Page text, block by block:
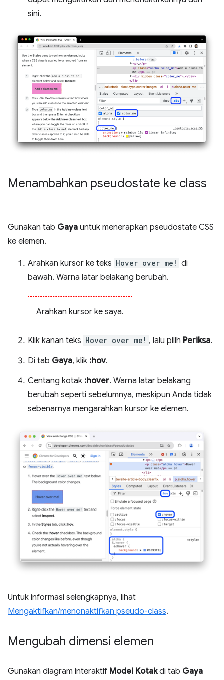
sini.
Menambahkan pseudostate ke class
Gunakan tab Gaya untuk menerapkan pseudostate CSS
ke elemen.
Arahkan kursor ke teks Hover over me! di
bawah. Warna latar belakang berubah.
Arahkan kursor ke saya.
Klik kanan teks Hover over me! , lalu pilih Periksa.
Di tab Gaya, klik :hov.
Centang kotak :hover. Warna latar belakang
berubah seperti sebelumnya, meskipun Anda tidak
sebenarnya mengarahkan kursor ke elemen.
Untuk informasi selengkapnya, lihat
Mengaktifkan/menonaktifkan pseudo-class.
Mengubah dimensi elemen
Gunakan diagram interaktif Model Kotakdi tab Gaya